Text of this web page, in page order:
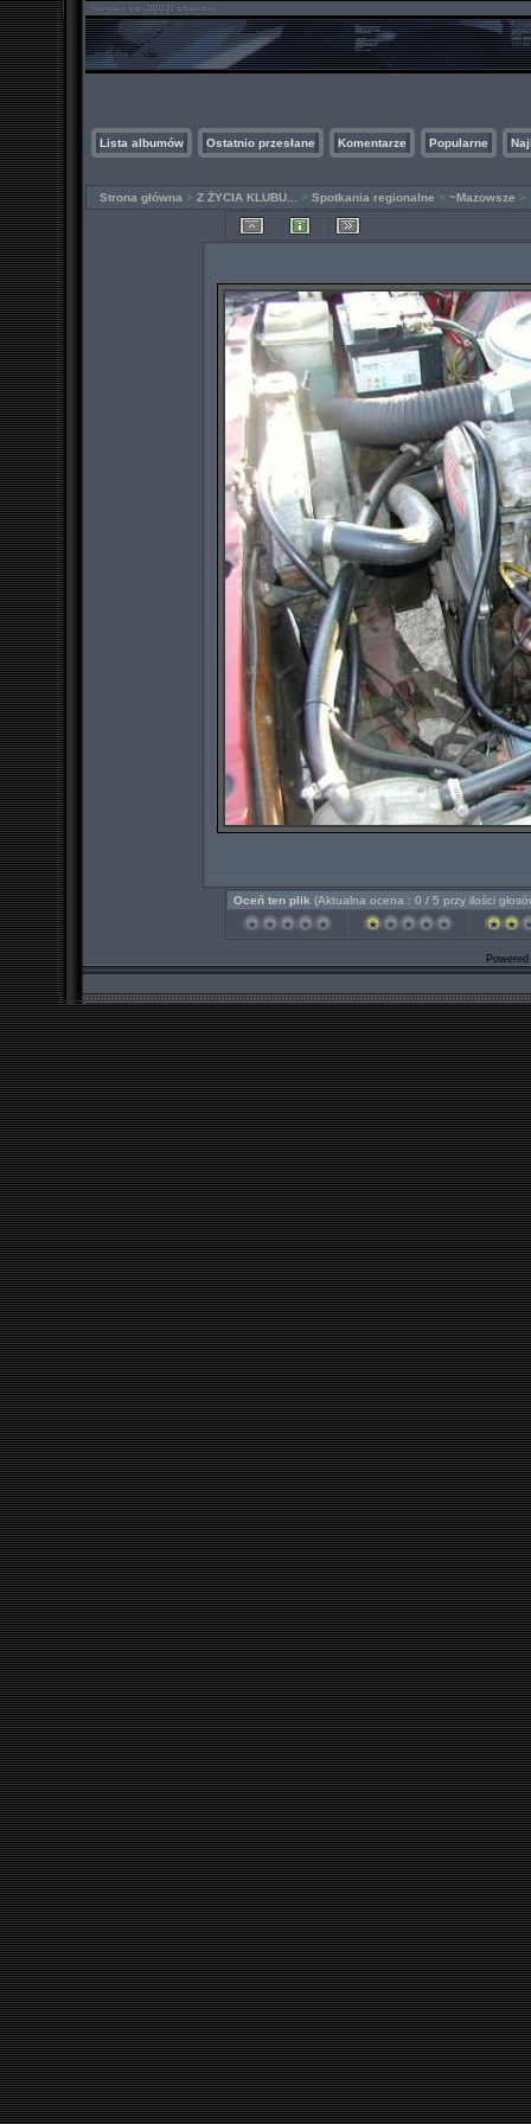
Lista albumów Ostatnio przesłane Komentarze Popularne
Strona główna > Z ŻYCIA KLUBU... > Spotkania regionalne > ~Mazowsze >
Oceń ten plik (Aktualna ocena : 0 / 5 przy ilości